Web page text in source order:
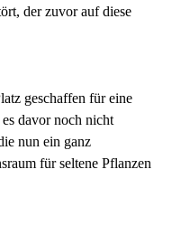
der zuvor auf diese
geschaffen für eine
davor noch nicht
nun ein ganz
für seltene Pflanzen